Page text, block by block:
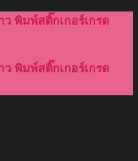
พิมพ์สติ๊กเกอร์เกรด
พิมพ์สติ๊กเกอร์เกรด